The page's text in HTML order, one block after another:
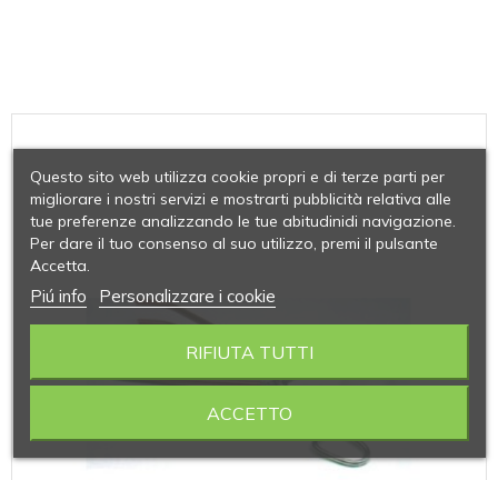
Questo sito web utilizza cookie propri e di terze parti per
migliorare i nostri servizi e mostrarti pubblicità relativa alle
tue preferenze analizzando le tue abitudinidi navigazione.
Per dare il tuo consenso al suo utilizzo, premi il pulsante
Accetta.
Piú info Personalizzare i cookie
RIFIUTA TUTTI
ACCETTO